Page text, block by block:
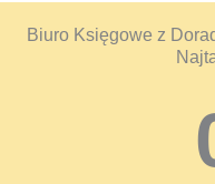
Biuro Księgowe z